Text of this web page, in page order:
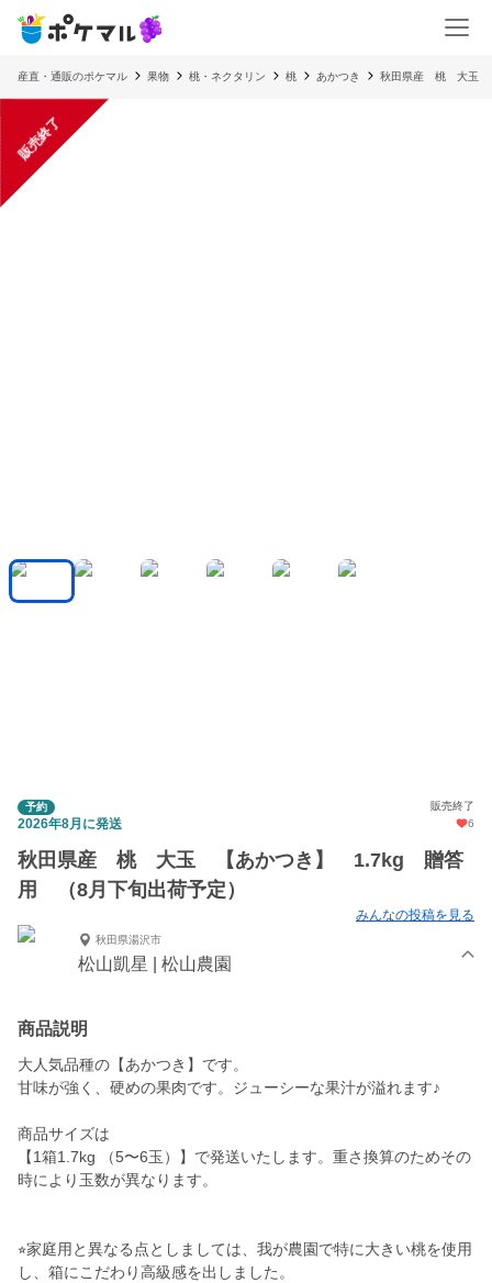
産直・通販のポケマル 果物 桃・ネクタリン 桃 あかつき 秋田県産 桃 大玉
販売終了
予約 販売終了
2026年8月に発送 6
秋田県産 桃 大玉 【あかつき】 1.7kg 贈答
用 （8月下旬出荷予定）
みんなの投稿を見る
秋田県湯沢市
松山凱星 | 松山農園
商品説明
大人気品種の【あかつき】です。
甘味が強く、硬めの果肉です。ジューシーな果汁が溢れます♪
商品サイズは
【1箱1.7kg （5〜6玉）】で発送いたします。重さ換算のためその
時により玉数が異なります。
⭐︎家庭用と異なる点としましては、我が農園で特に大きい桃を使用
し、箱にこだわり高級感を出しました。